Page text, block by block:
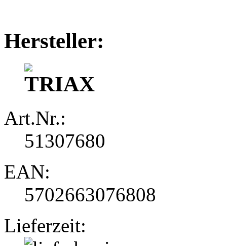
Hersteller:
Art.Nr.:
51307680
EAN:
5702663076808
Lieferzeit: